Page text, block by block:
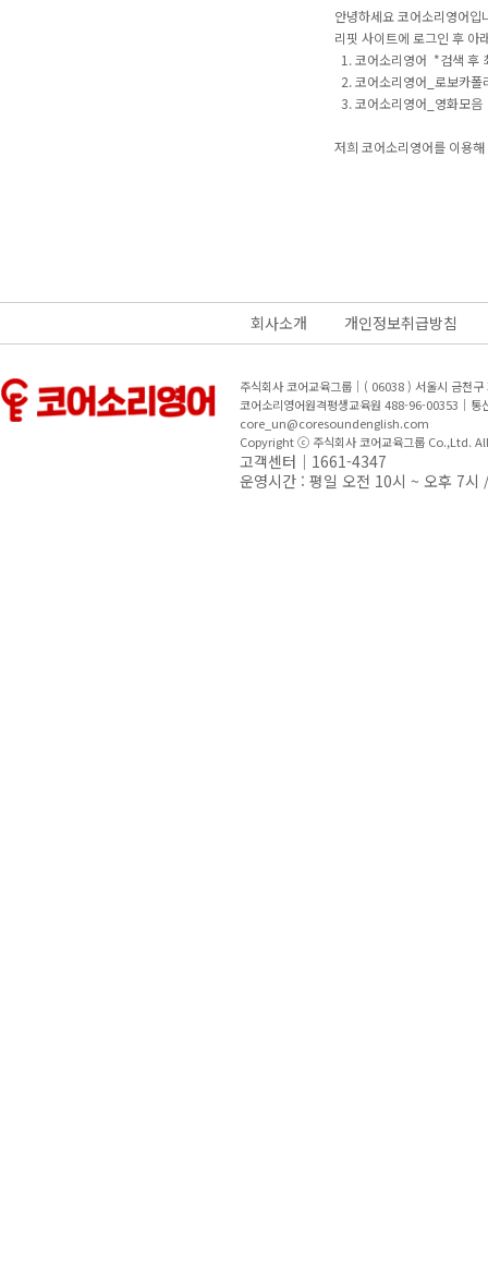
안녕하세요 코어소리영어입
리핏 사이트에 로그인 후 아
1. 코어소리영어 *검색 후
2. 코어소리영어_로보카폴
3. 코어소리영어_영화모음
저희 코어소리영어를 이용
회사소개 개인정보취급방침
주식회사 코어교육그룹｜( 06038 ) 서울시 금천
코어소리영어원격평생교육원 488-96-00353｜
core_un@coresoundenglish.com
Copyright ⓒ 주식회사 코어교육그룹 Co.,Ltd.
고객센터｜1661-4347
운영시간 : 평일 오전 10시 ~ 오후 7